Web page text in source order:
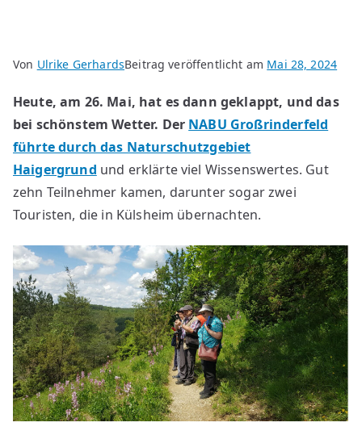
Von Ulrike GerhardsBeitrag veröffentlicht am Mai 28, 2024
Heute, am 26. Mai, hat es dann geklappt, und das
bei schönstem Wetter. Der NABU Großrinderfeld
führte durch das Naturschutzgebiet
Haigergrund und erklärte viel Wissenswertes. Gut
zehn Teilnehmer kamen, darunter sogar zwei
Touristen, die in Külsheim übernachten.